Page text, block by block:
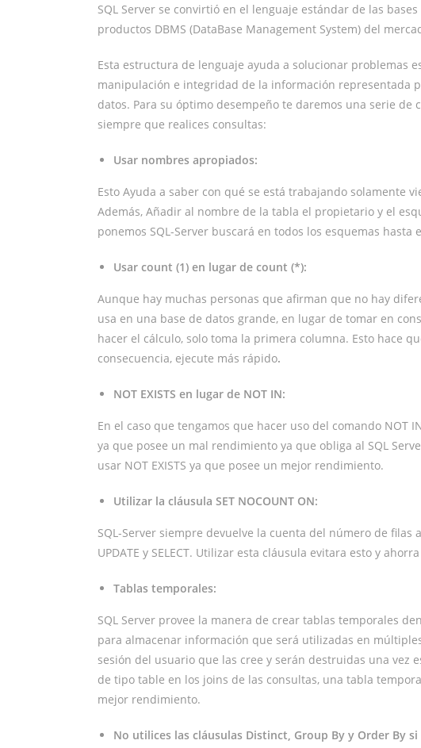
SQL Server se convirtió en el lenguaje estándar de las
productos DBMS (DataBase Management System) del
Esta estructura de lenguaje ayuda a solucionar problemas
manipulación e integridad de la información representada
datos. Para su óptimo desempeño te daremos una serie
siempre que realices consultas:
Usar nombres apropiados:
Esto Ayuda a saber con qué se está trabajando solamente
Además, Añadir al nombre de la tabla el propietario y el
ponemos SQL-Server buscará en todos los esquemas hasta
Usar count (1) en lugar de count (*):
Aunque hay muchas personas que afirman que no hay
usa en una base de datos grande, en lugar de tomar en
hacer el cálculo, solo toma la primera columna. Esto hace
consecuencia, ejecute más rápido.
NOT EXISTS en lugar de NOT IN:
En el caso que tengamos que hacer uso del comando NOT
ya que posee un mal rendimiento ya que obliga al SQL
usar NOT EXISTS ya que posee un mejor rendimiento.
Utilizar la cláusula SET NOCOUNT ON:
SQL-Server siempre devuelve la cuenta del número de filas
UPDATE y SELECT. Utilizar esta cláusula evitara esto y
Tablas temporales:
SQL Server provee la manera de crear tablas temporales
para almacenar información que será utilizadas en
sesión del usuario que las cree y serán destruidas una vez
de tipo table en los joins de las consultas, una tabla
mejor rendimiento.
No utilices las cláusulas Distinct, Group By y Order By